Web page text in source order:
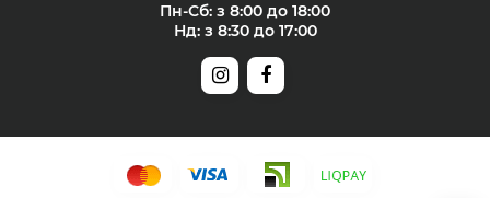
Пн-Сб: з 8:00 до 18:00
Нд: з 8:30 до 17:00